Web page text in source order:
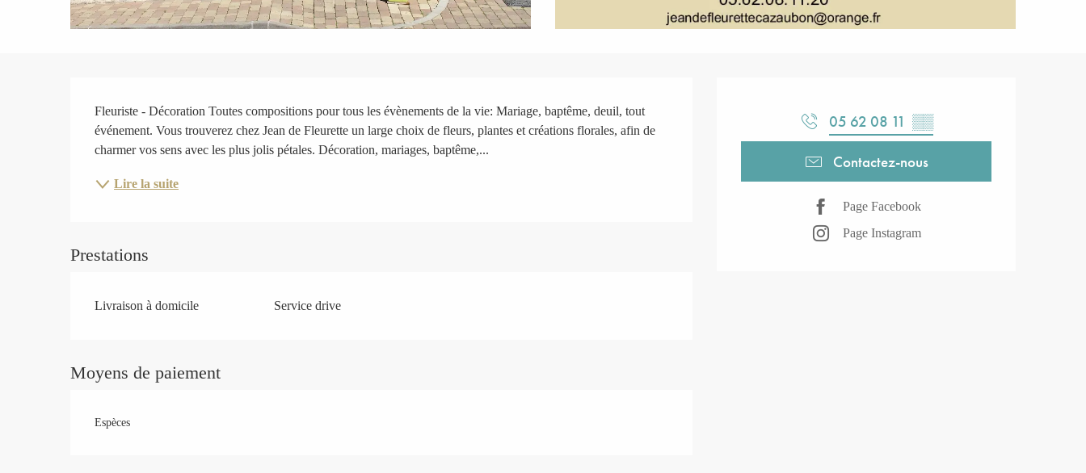
05 62 08 11 ▒▒
Contactez-nous
Page Facebook
Page Instagram
Fleuriste - Décoration Toutes compositions pour tous les évènements de la vie: Mariage, baptême, deuil, tout
événement. Vous trouverez chez Jean de Fleurette un large choix de fleurs, plantes et créations florales, afin de
charmer vos sens avec les plus jolis pétales. Décoration, mariages, baptême,...
Lire la suite
Prestations
Livraison à domicile Service drive
Moyens de paiement
Espèces